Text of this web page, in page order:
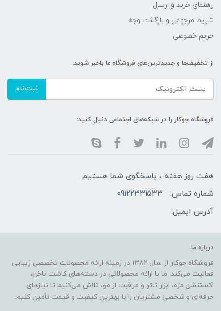
راهنمای خرید و ارسال
شرایط مرجوعی و بازگشت وجه
حریم خصوصی
از تخفیف‌ها و جدیدترین‌های فروشگاه ما باخبر شوید:
ثبت‌نام
فروشگاه جوکار را در شبکه‌های اجتماعی دنبال کنید:
هفت روز هفته ، پاسخگوی شما هستیم
شماره تماس:
09122331533
آدرس ایمیل:
درباره ما
فروشگاه جوکار از سال ۱۳۸۲ در زمینه ارائه محصولات تخصصی زیبایی
فعالیت می‌کند. ما با ارائه محصولاتی در دسته‌های کاشت ناخن،
اکستنشن مژه، ابزار تاتو و مراقبت از مو، تلاش می‌کنیم تا نیازهای
حرفه‌ای و شخصی مشتریان را با بهترین کیفیت و قیمت تأمین کنیم.